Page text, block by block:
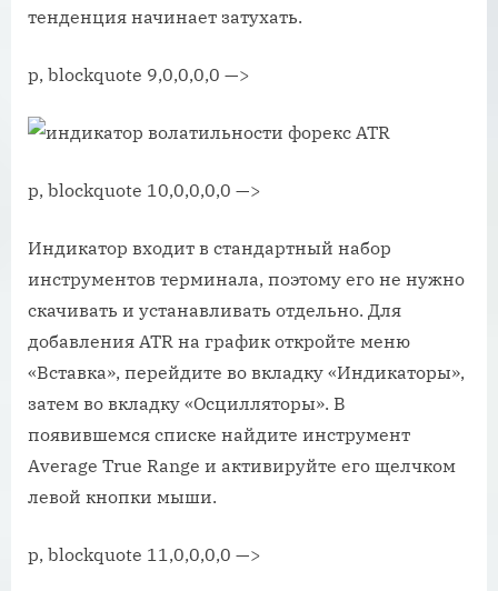
тенденция начинает затухать.
p, blockquote 9,0,0,0,0 —>
p, blockquote 10,0,0,0,0 —>
Индикатор входит в стандартный набор
инструментов терминала, поэтому его не нужно
скачивать и устанавливать отдельно. Для
добавления ATR на график откройте меню
«Вставка», перейдите во вкладку «Индикаторы»,
затем во вкладку «Осцилляторы». В
появившемся списке найдите инструмент
Average True Range и активируйте его щелчком
левой кнопки мыши.
p, blockquote 11,0,0,0,0 —>